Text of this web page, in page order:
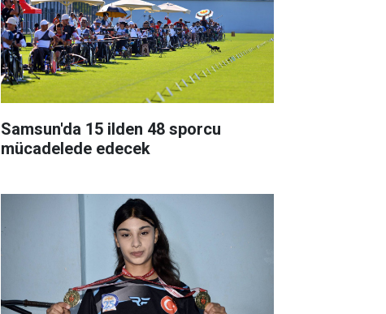
Samsun'da 15 ilden 48 sporcu
mücadelede edecek